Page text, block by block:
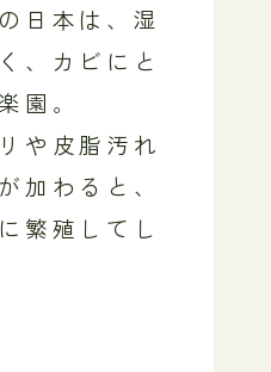
日本は、湿
、カビにと
園。
や皮脂汚れ
加わると、
繁殖してし